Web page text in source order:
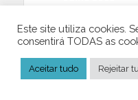
Etiquetas
AAP ABUSOS
Este site utiliza cookies.
consentirá TODAS as
Aceitar tudo Rejeitar